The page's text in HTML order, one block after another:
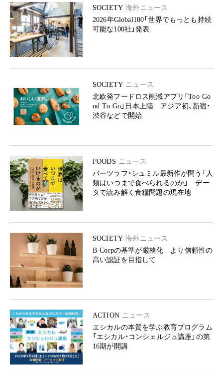
SOCIETY 海外ニュース
2026年Global100「世界でもっとも持続
可能な100社」発表
SOCIETY ニュース
北欧発フードロス削減アプリ「Too Go
od To Go」日本上陸 アジア初、新宿・
渋谷などで開始
FOODS ニュース
バーツラフ・シュミル最新作が問う「人
類はいつまで食べられるのか」 デー
タで読み解く食糧問題の現在地
SOCIETY 海外ニュース
B Corpの基準が厳格化 より信頼性の
高い認証を目指して
ACTION ニュース
エシカルの本質を学ぶ教育プログラム
「エシカル・コンシェルジュ講座」の第
16期が開講